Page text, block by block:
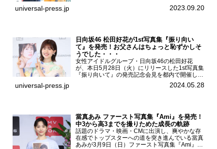
での10日間実施される令和5年 秋の全国交通安全
universal-press.jp 2023.09.20
日向坂46 松田好花が1st写真集『振り向い
て』を発売！お父さんはちょっと恥ずかしそ
うでした・・・
女性アイドルグループ・日向坂46の松田好花
が、本日5月28日（火）にリリースした1st写真集
『振り向いて』の発売記念会見を都内で開催し
た。日向坂46 松田好花1st写真集『振り向いて』
発売記念会見写真集では日向坂46の松田好花を
universal-press.jp 2024.05.28
當真あみ ファースト写真集『Ami』を発売！
中3から高3までを撮りためた成長の軌跡
話題のドラマ・映画・CMに出演し、爽やかな存
在感でトップスターへの道を突き進んでいる當真
あみが3月9日（日）ファースト写真集『Ami』